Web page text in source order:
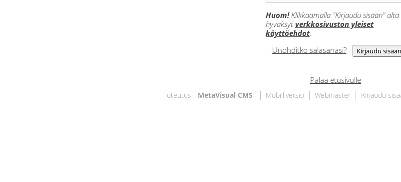
Huom!Klikkaamalla "Kirjaudu sisään" alta
hyväksyt verkkosivuston yleiset
käyttöehdot.
Unohditko salasanasi?
Palaa etusivulle
Toteutus: MetaVisual CMS Mobiiliversio Webmaster Kirjaudu